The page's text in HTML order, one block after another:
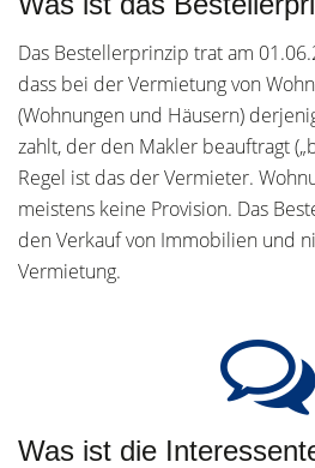
Das Bestellerprinzip trat am
dass bei der Vermietung von
(Wohnungen und Häusern)
zahlt, der den Makler beauftragt
Regel ist das der Vermieter.
meistens keine Provision. Das
den Verkauf von Immobilien und
Vermietung.
Was ist die